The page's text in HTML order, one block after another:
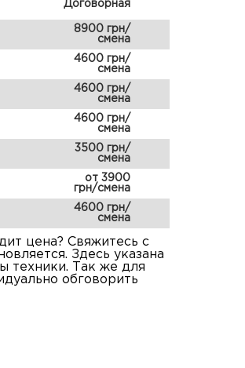
Договорная
8900 грн/
смена
4600 грн/
смена
4600 грн/
смена
4600 грн/
смена
3500 грн/
смена
от 3900
грн/смена
4600 грн/
смена
цена? Свяжитесь с
Здесь указана
техники. Так же для
обговорить